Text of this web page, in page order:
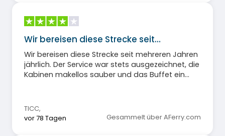
Wir bereisen diese Strecke seit…
Wir bereisen diese Strecke seit mehreren Jahren
jährlich. Der Service war stets ausgezeichnet, die
Kabinen makellos sauber und das Buffet ein
TICC,
vor 78 Tagen
Gesammelt über AFerry.com